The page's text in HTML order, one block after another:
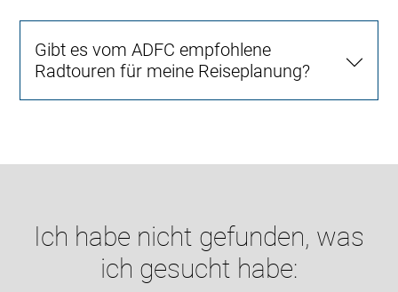
Gibt es vom ADFC empfohlene
Radtouren für meine Reiseplanung?
Ich habe nicht gefunden, was
ich gesucht habe: